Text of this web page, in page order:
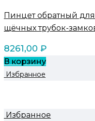
Пинцет обратный
щёчных трубок-
8261,00 ₽
В корзину
Избранное
Избранное